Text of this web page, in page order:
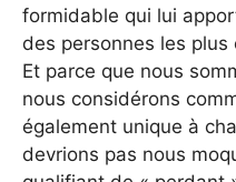
formidable qui lui
des personnes les
Et parce que nous
nous considérons
également unique à
devrions pas nous